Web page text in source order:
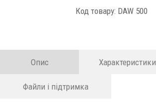
Код товару: DAW 500
Опис Характеристики
Файли і підтримка